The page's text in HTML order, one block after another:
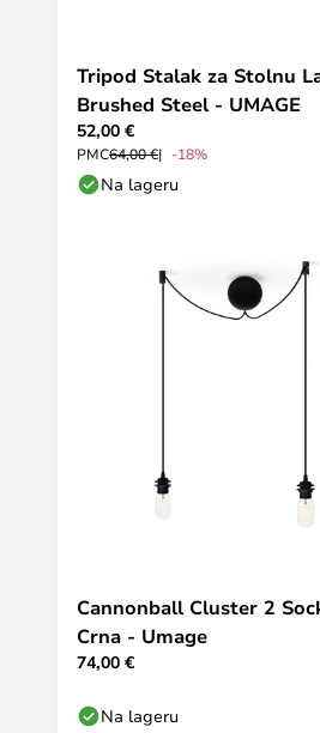
Tripod Stalak za Stolnu
Brushed Steel - UMAGE
52,00 €
PMC64,00 € -18%
Na lageru
Cannonball Cluster 2
Crna - Umage
74,00 €
Na lageru